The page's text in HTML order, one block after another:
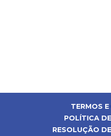
TERMOS
POLÍTICA
RESOLUÇÃO